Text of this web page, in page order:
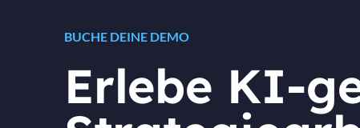
BUCHE DEINE DEMO
Erlebe KI-